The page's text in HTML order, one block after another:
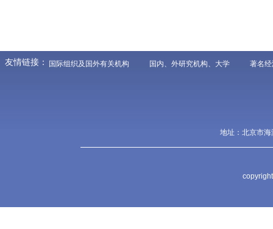
地址：北京市
友情链接： 国际组织及国外有关机构 国内、外研究机构、大学 著名